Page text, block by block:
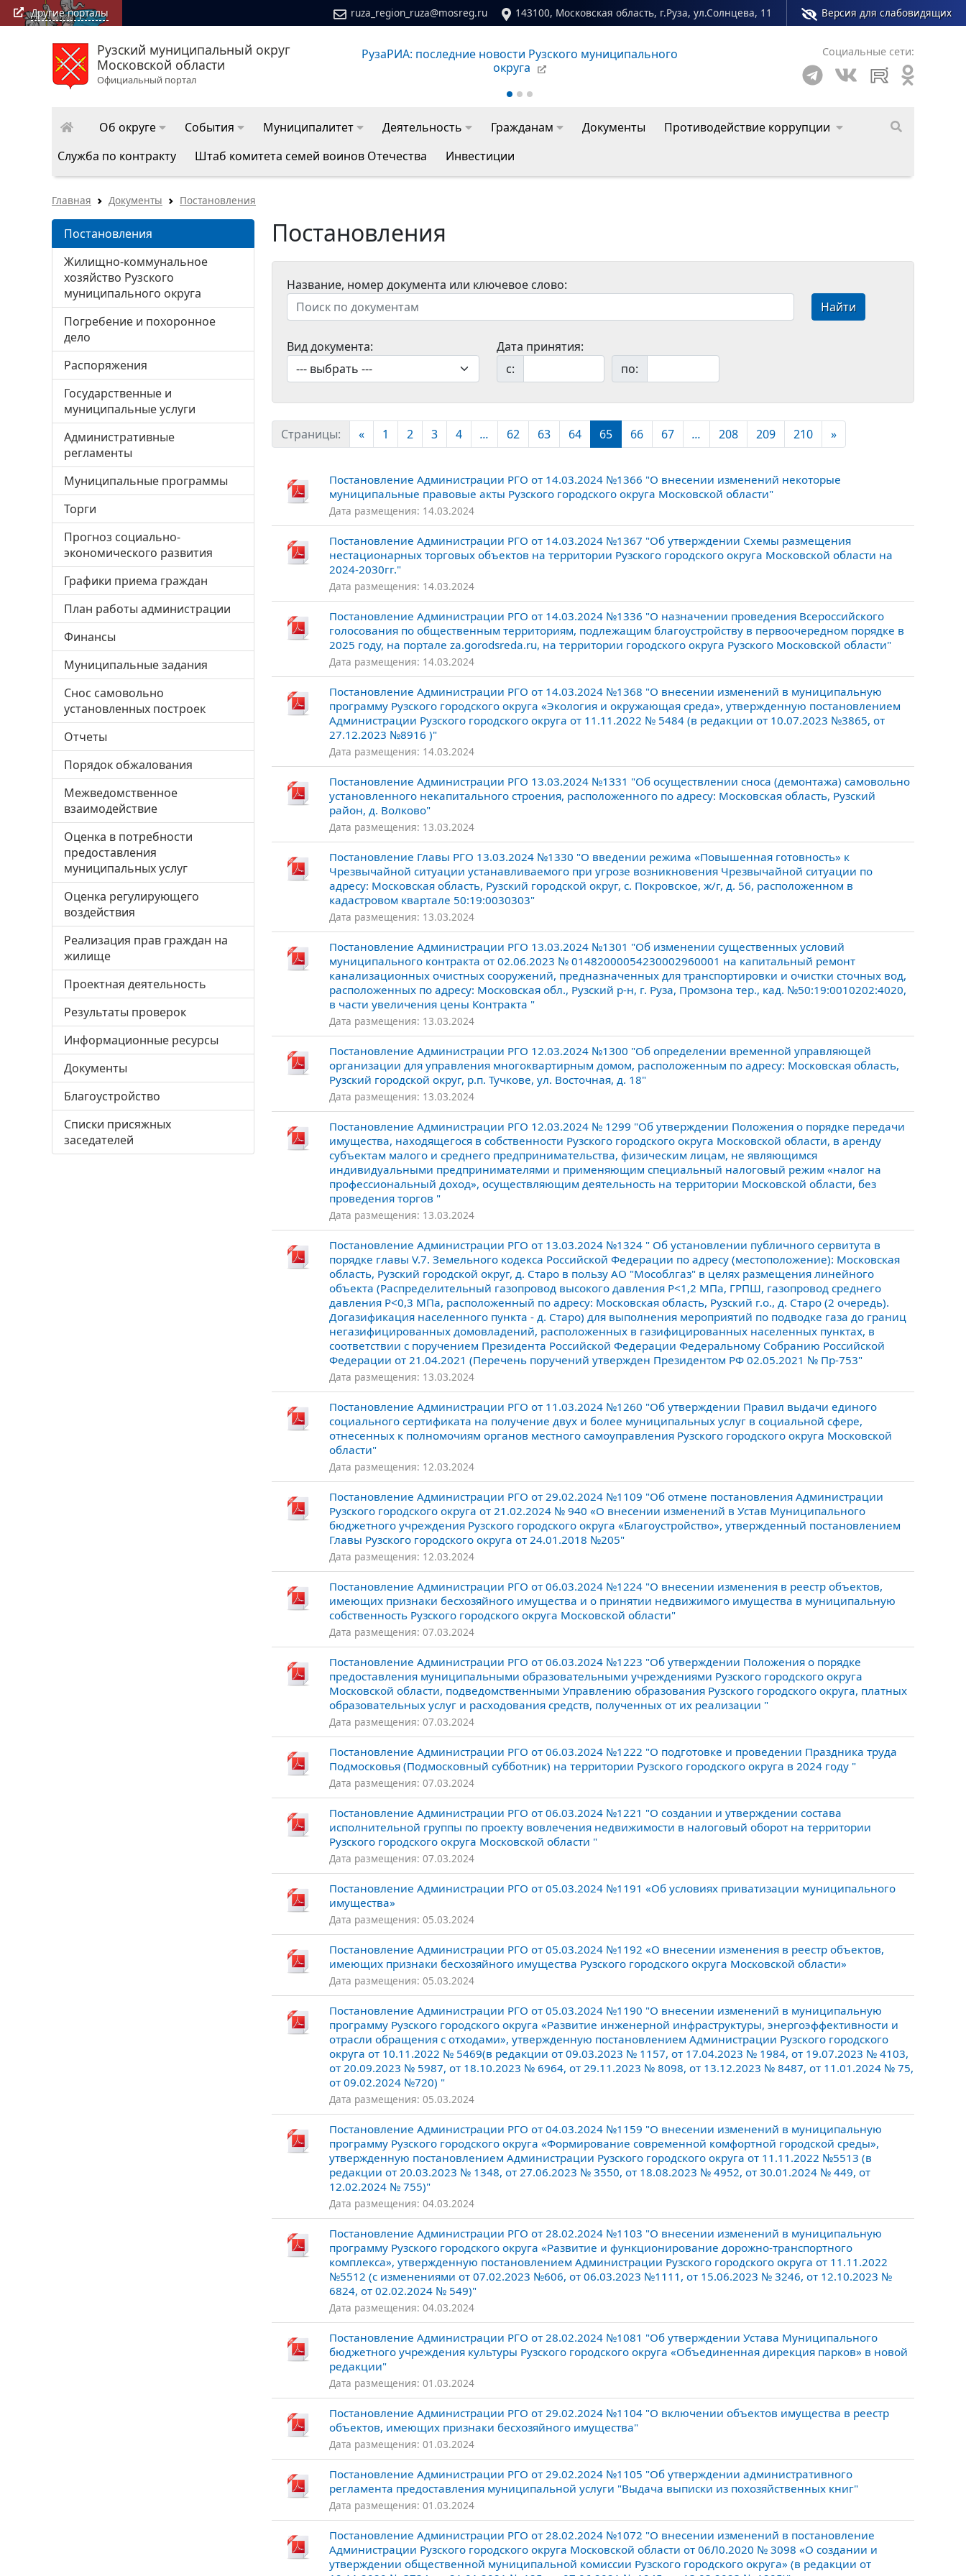
Другие порталы ruza_region_ruza@mosreg.ru 143100, Московская область, г.Руза, ул.Солнцева, 11 Версия для слабовидящих
Рузский муниципальный округ
Московской области
Официальный портал
РузаРИА: последние новости Рузского муниципального
округа
Сайт молодежного центра Рузского муниципального округа Социальные сети:
Об округе События Муниципалитет Деятельность Гражданам Документы
Противодействие коррупции
Служба по контракту
Штаб комитета семей воинов Отечества Инвестиции
Главная Документы Постановления
Постановления
Жилищно-коммунальное
хозяйство Рузского
муниципального округа
Погребение и похоронное
дело
Распоряжения
Государственные и
муниципальные услуги
Административные
регламенты
Муниципальные программы
Торги
Прогноз социально-
экономического развития
Графики приема граждан
План работы администрации
Финансы
Муниципальные задания
Снос самовольно
установленных построек
Отчеты
Порядок обжалования
Межведомственное
взаимодействие
Оценка в потребности
предоставления
муниципальных услуг
Оценка регулирующего
воздействия
Реализация прав граждан на
жилище
Проектная деятельность
Результаты проверок
Информационные ресурсы
Документы
Благоустройство
Списки присяжных
заседателей
Постановления
Название, номер документа или ключевое слово:
Найти
Вид документа:
Дата принятия:
с:
по:
Страницы: « 1 2 3 4 ... 62 63 64 65 66 67 ... 208 209 210 »
Постановление Администрации РГО от 14.03.2024 №1366 "О внесении изменений некоторые
муниципальные правовые акты Рузского городского округа Московской области"
Дата размещения: 14.03.2024
Постановление Администрации РГО от 14.03.2024 №1367 "Об утверждении Схемы размещения
нестационарных торговых объектов на территории Рузского городского округа Московской области на
2024-2030гг."
Дата размещения: 14.03.2024
Постановление Администрации РГО от 14.03.2024 №1336 "О назначении проведения Всероссийского
голосования по общественным территориям, подлежащим благоустройству в первоочередном порядке в
2025 году, на портале za.gorodsreda.ru, на территории городского округа Рузского Московской области"
Дата размещения: 14.03.2024
Постановление Администрации РГО от 14.03.2024 №1368 "О внесении изменений в муниципальную
программу Рузского городского округа «Экология и окружающая среда», утвержденную постановлением
Администрации Рузского городского округа от 11.11.2022 № 5484 (в редакции от 10.07.2023 №3865, от
27.12.2023 №8916 )"
Дата размещения: 14.03.2024
Постановление Администрации РГО 13.03.2024 №1331 "Об осуществлении сноса (демонтажа) самовольно
установленного некапитального строения, расположенного по адресу: Московская область, Рузский
район, д. Волково"
Дата размещения: 13.03.2024
Постановление Главы РГО 13.03.2024 №1330 "О введении режима «Повышенная готовность» к
Чрезвычайной ситуации устанавливаемого при угрозе возникновения Чрезвычайной ситуации по
адресу: Московская область, Рузский городской округ, с. Покровское, ж/г, д. 56, расположенном в
кадастровом квартале 50:19:0030303"
Дата размещения: 13.03.2024
Постановление Администрации РГО 13.03.2024 №1301 "Об изменении существенных условий
муниципального контракта от 02.06.2023 № 01482000054230002960001 на капитальный ремонт
канализационных очистных сооружений, предназначенных для транспортировки и очистки сточных вод,
расположенных по адресу: Московская обл., Рузский р-н, г. Руза, Промзона тер., кад. №50:19:0010202:4020,
в части увеличения цены Контракта "
Дата размещения: 13.03.2024
Постановление Администрации РГО 12.03.2024 №1300 "Об определении временной управляющей
организации для управления многоквартирным домом, расположенным по адресу: Московская область,
Рузский городской округ, р.п. Тучкове, ул. Восточная, д. 18"
Дата размещения: 13.03.2024
Постановление Администрации РГО 12.03.2024 № 1299 "Об утверждении Положения о порядке передачи
имущества, находящегося в собственности Рузского городского округа Московской области, в аренду
субъектам малого и среднего предпринимательства, физическим лицам, не являющимся
индивидуальными предпринимателями и применяющим специальный налоговый режим «налог на
профессиональный доход», осуществляющим деятельность на территории Московской области, без
проведения торгов "
Дата размещения: 13.03.2024
Постановление Администрации РГО от 13.03.2024 №1324 " Об установлении публичного сервитута в
порядке главы V.7. Земельного кодекса Российской Федерации по адресу (местоположение): Московская
область, Рузский городской округ, д. Старо в пользу АО "Мособлгаз" в целях размещения линейного
объекта (Распределительный газопровод высокого давления Р<1,2 МПа, ГРПШ, газопровод среднего
давления Р<0,3 МПа, расположенный по адресу: Московская область, Рузский г.о., д. Старо (2 очередь).
Догазификация населенного пункта - д. Старо) для выполнения мероприятий по подводке газа до границ
негазифицированных домовладений, расположенных в газифицированных населенных пунктах, в
соответствии с поручением Президента Российской Федерации Федеральному Собранию Российской
Федерации от 21.04.2021 (Перечень поручений утвержден Президентом РФ 02.05.2021 № Пр-753"
Дата размещения: 13.03.2024
Постановление Администрации РГО от 11.03.2024 №1260 "Об утверждении Правил выдачи единого
социального сертификата на получение двух и более муниципальных услуг в социальной сфере,
отнесенных к полномочиям органов местного самоуправления Рузского городского округа Московской
области"
Дата размещения: 12.03.2024
Постановление Администрации РГО от 29.02.2024 №1109 "Об отмене постановления Администрации
Рузского городского округа от 21.02.2024 № 940 «О внесении изменений в Устав Муниципального
бюджетного учреждения Рузского городского округа «Благоустройство», утвержденный постановлением
Главы Рузского городского округа от 24.01.2018 №205"
Дата размещения: 12.03.2024
Постановление Администрации РГО от 06.03.2024 №1224 "О внесении изменения в реестр объектов,
имеющих признаки бесхозяйного имущества и о принятии недвижимого имущества в муниципальную
собственность Рузского городского округа Московской области"
Дата размещения: 07.03.2024
Постановление Администрации РГО от 06.03.2024 №1223 "Об утверждении Положения о порядке
предоставления муниципальными образовательными учреждениями Рузского городского округа
Московской области, подведомственными Управлению образования Рузского городского округа, платных
образовательных услуг и расходования средств, полученных от их реализации "
Дата размещения: 07.03.2024
Постановление Администрации РГО от 06.03.2024 №1222 "О подготовке и проведении Праздника труда
Подмосковья (Подмосковный субботник) на территории Рузского городского округа в 2024 году "
Дата размещения: 07.03.2024
Постановление Администрации РГО от 06.03.2024 №1221 "О создании и утверждении состава
исполнительной группы по проекту вовлечения недвижимости в налоговый оборот на территории
Рузского городского округа Московской области "
Дата размещения: 07.03.2024
Постановление Администрации РГО от 05.03.2024 №1191 «Об условиях приватизации муниципального
имущества»
Дата размещения: 05.03.2024
Постановление Администрации РГО от 05.03.2024 №1192 «О внесении изменения в реестр объектов,
имеющих признаки бесхозяйного имущества Рузского городского округа Московской области»
Дата размещения: 05.03.2024
Постановление Администрации РГО от 05.03.2024 №1190 "О внесении изменений в муниципальную
программу Рузского городского округа «Развитие инженерной инфраструктуры, энергоэффективности и
отрасли обращения с отходами», утвержденную постановлением Администрации Рузского городского
округа от 10.11.2022 № 5469(в редакции от 09.03.2023 № 1157, от 17.04.2023 № 1984, от 19.07.2023 № 4103,
от 20.09.2023 № 5987, от 18.10.2023 № 6964, от 29.11.2023 № 8098, от 13.12.2023 № 8487, от 11.01.2024 № 75,
от 09.02.2024 №720) "
Дата размещения: 05.03.2024
Постановление Администрации РГО от 04.03.2024 №1159 "О внесении изменений в муниципальную
программу Рузского городского округа «Формирование современной комфортной городской среды»,
утвержденную постановлением Администрации Рузского городского округа от 11.11.2022 №5513 (в
редакции от 20.03.2023 № 1348, от 27.06.2023 № 3550, от 18.08.2023 № 4952, от 30.01.2024 № 449, от
12.02.2024 № 755)"
Дата размещения: 04.03.2024
Постановление Администрации РГО от 28.02.2024 №1103 "О внесении изменений в муниципальную
программу Рузского городского округа «Развитие и функционирование дорожно-транспортного
комплекса», утвержденную постановлением Администрации Рузского городского округа от 11.11.2022
№5512 (с изменениями от 07.02.2023 №606, от 06.03.2023 №1111, от 15.06.2023 № 3246, от 12.10.2023 №
6824, от 02.02.2024 № 549)"
Дата размещения: 04.03.2024
Постановление Администрации РГО от 28.02.2024 №1081 "Об утверждении Устава Муниципального
бюджетного учреждения культуры Рузского городского округа «Объединенная дирекция парков» в новой
редакции"
Дата размещения: 01.03.2024
Постановление Администрации РГО от 29.02.2024 №1104 "О включении объектов имущества в реестр
объектов, имеющих признаки бесхозяйного имущества"
Дата размещения: 01.03.2024
Постановление Администрации РГО от 29.02.2024 №1105 "Об утверждении административного
регламента предоставления муниципальной услуги "Выдача выписки из похозяйственных книг"
Дата размещения: 01.03.2024
Постановление Администрации РГО от 28.02.2024 №1072 "О внесении изменений в постановление
Администрации Рузского городского округа Московской области от 06Л0.2020 № 3098 «О создании и
утверждении общественной муниципальной комиссии Рузского городского округа» (в редакции от